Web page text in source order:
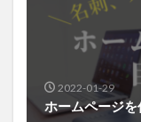
2022-01-29
ホームページ